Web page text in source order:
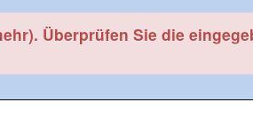
Überprüfen Sie die